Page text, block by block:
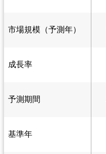
市場規模（予測年）
成長率
予測期間
基準年